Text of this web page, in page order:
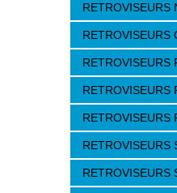
RETROVISEURS
RETROVISEURS
RETROVISEURS
RETROVISEURS
RETROVISEURS
RETROVISEURS
RETROVISEURS